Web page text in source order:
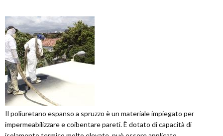
Il poliuretano espanso a spruzzo è un materiale impiegato per
impermeabilizzare e coibentare pareti. È dotato di capacità di